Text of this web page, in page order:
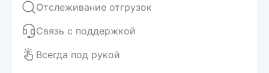
Отслеживание отгрузок
Связь с поддержкой
Всегда под рукой